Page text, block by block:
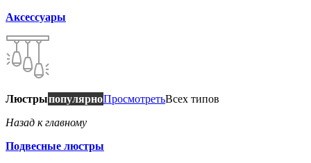
Аксессуары
ЛюстрыпопулярноПросмотретьВсех типов
Назад к главному
Подвесные люстры